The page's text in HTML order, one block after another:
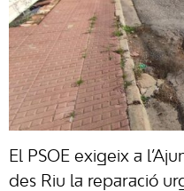
El PSOE exigeix a
des Riu la reparació